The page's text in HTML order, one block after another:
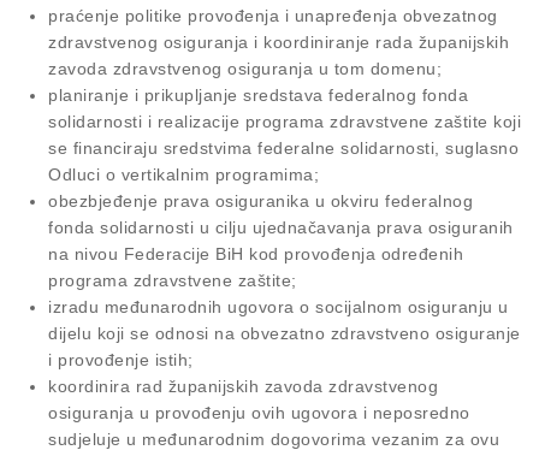
praćenje politike provođenja i unapređenja obvezatnog
zdravstvenog osiguranja i koordiniranje rada županijskih
zavoda zdravstvenog osiguranja u tom domenu;
planiranje i prikupljanje sredstava federalnog fonda
solidarnosti i realizacije programa zdravstvene zaštite koji
se financiraju sredstvima federalne solidarnosti, suglasno
Odluci o vertikalnim programima;
obezbjeđenje prava osiguranika u okviru federalnog
fonda solidarnosti u cilju ujednačavanja prava osiguranih
na nivou Federacije BiH kod provođenja određenih
programa zdravstvene zaštite;
izradu međunarodnih ugovora o socijalnom osiguranju u
dijelu koji se odnosi na obvezatno zdravstveno osiguranje
i provođenje istih;
koordinira rad županijskih zavoda zdravstvenog
osiguranja u provođenju ovih ugovora i neposredno
sudjeluje u međunarodnim dogovorima vezanim za ovu